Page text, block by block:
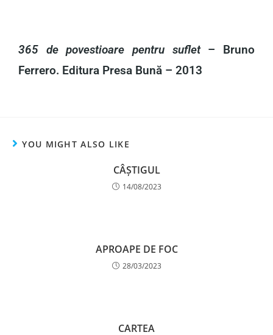
365 de povestioare pentru suflet– Bruno
Ferrero. Editura Presa Bună – 2013
YOU MIGHT ALSO LIKE
CÂȘTIGUL
14/08/2023
APROAPE DE FOC
28/03/2023
CARTEA